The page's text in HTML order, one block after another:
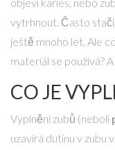
vytrhnout. Často stačí
ještě mnoho let. Ale
materiál se používá?
CO JE
Vyplnění zubů (neboli
uzavírá dutinu v zubu